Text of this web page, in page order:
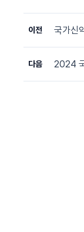
이전
다음 2024